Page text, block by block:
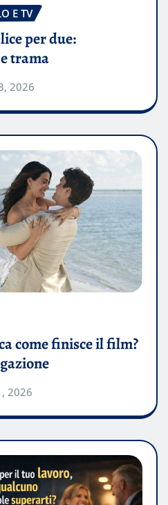
E TV
per due:
trama
2026
come finisce il film?
2026